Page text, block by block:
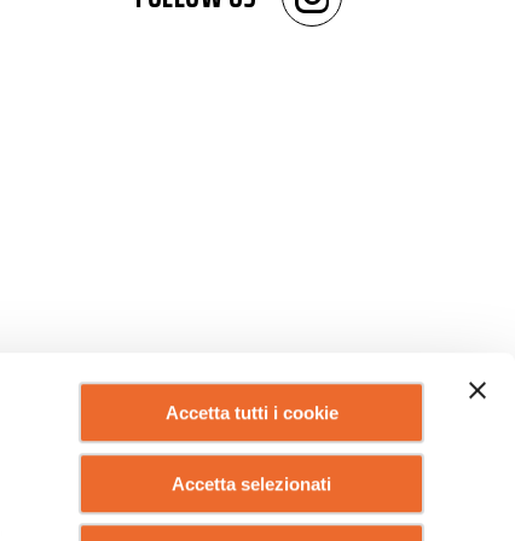
Accetta tutti i cookie
Accetta selezionati